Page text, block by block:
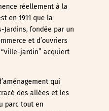
réellement à la
en 1911 que la
Jardins, fondée par un
et d’ouvriers
jardin” acquiert
qui
des allées et les
parc tout en